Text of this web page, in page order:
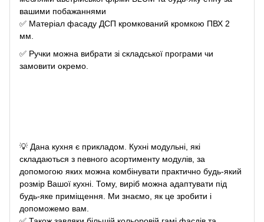
вашими побажаннями
✅ Матеріал фасаду ДСП кромкований кромкою ПВХ 2
мм.
✅ Ручки можна вибрати зі складської програми чи
замовити окремо.
💡 Дана кухня є прикладом. Кухні модульні, які
складаються з певного асортименту модулів, за
допомогою яких можна комбінувати практично будь-який
розмір Вашої кухні. Тому, виріб можна адаптувати під
будь-яке приміщення. Ми знаємо, як це зробити і
допоможемо вам.